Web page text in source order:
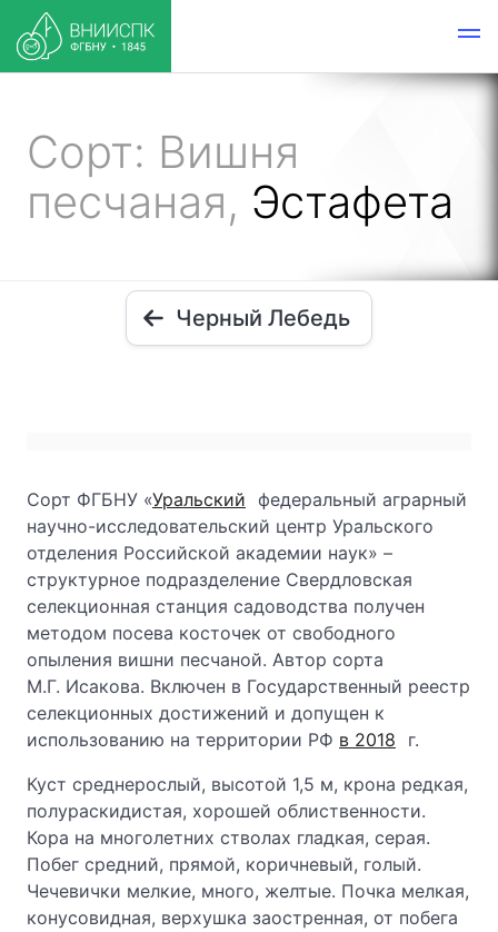
Сорт: Вишня
песчаная, Эстафета
Черный Лебедь
Сорт ФГБНУ «Уральский федеральный аграрный
научно-исследовательский центр Уральского
отделения Российской академии наук» –
структурное подразделение Свердловская
селекционная станция садоводства получен
методом посева косточек от свободного
опыления вишни песчаной. Автор сорта
М.Г. Исакова. Включен в Государственный реестр
селекционных достижений и допущен к
использованию на территории РФ в 2018
г.
Куст среднерослый, высотой 1,5 м, крона редкая,
полураскидистая, хорошей облиственности.
Кора на многолетних стволах гладкая, серая.
Побег средний, прямой, коричневый, голый.
Чечевички мелкие, много, желтые. Почка мелкая,
конусовидная, верхушка заостренная, от побега